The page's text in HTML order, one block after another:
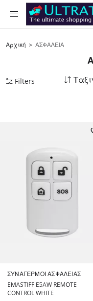
Αρχική > ΑΣΦΑΛΕΙΑ
Filters
ΣΥΝΑΓΕΡΜΟΊ ΑΣΦΑΛΕΊΑΣ
EMASTIFF E5AW REMOTE
CONTROL WHITE